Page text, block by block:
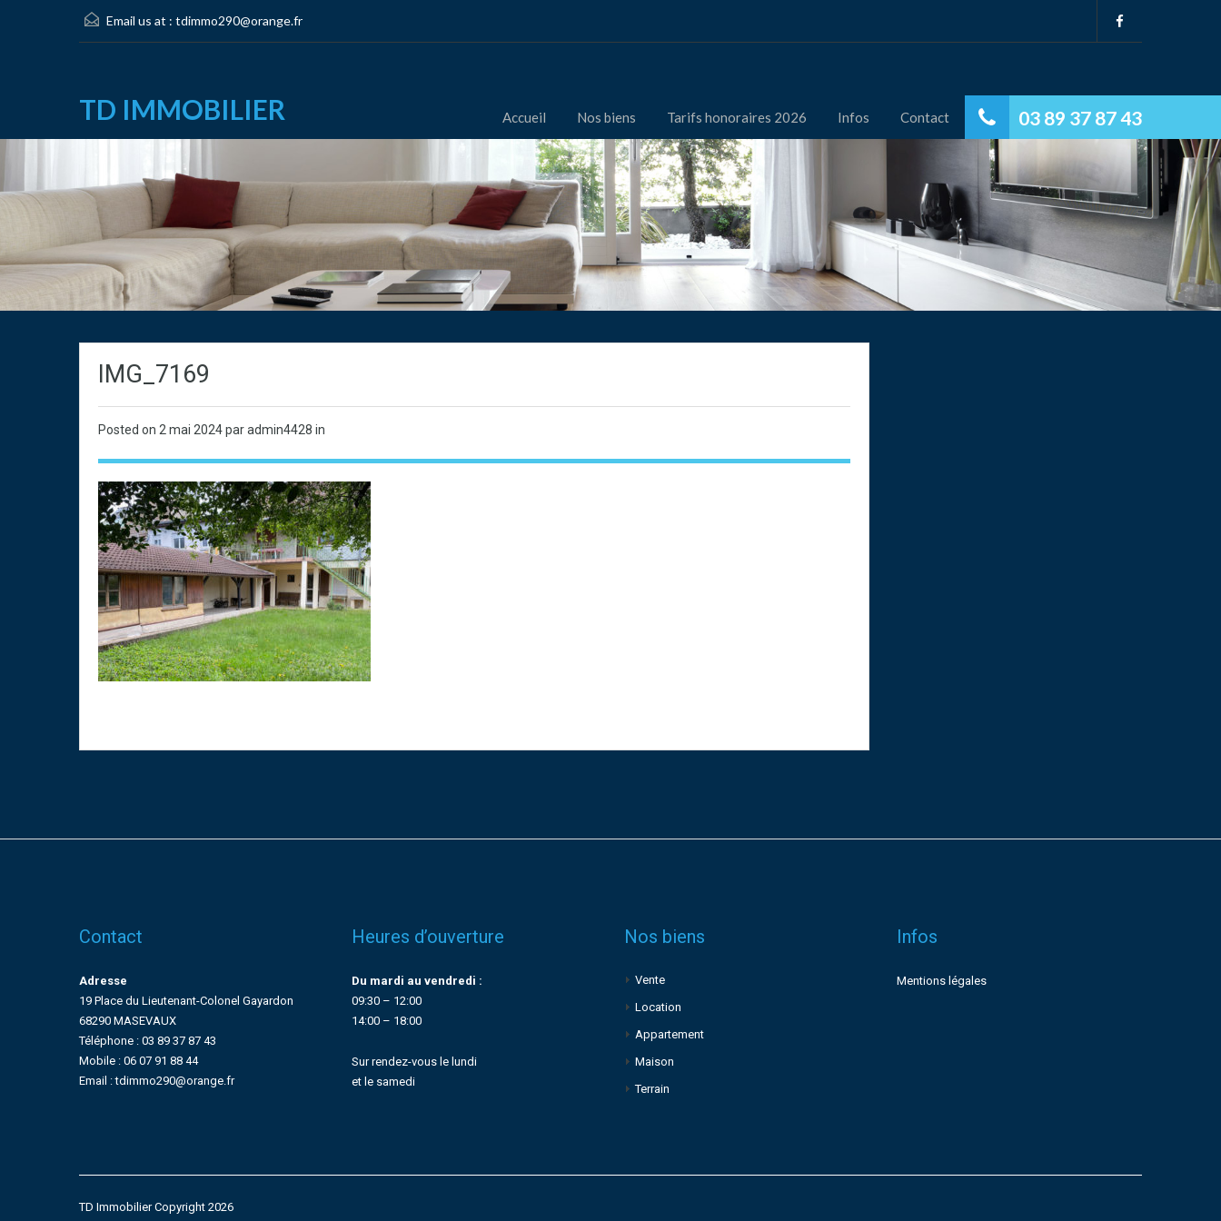
Email us at : tdimmo290@orange.fr
TD IMMOBILIER 03 89 37 87 43
Accueil Nos biens Tarifs honoraires 2026 Infos Contact
IMG_7169
Posted on 2 mai 2024par admin4428 in
Contact
Adresse
19 Place du Lieutenant-Colonel Gayardon
68290 MASEVAUX
Téléphone : 03 89 37 87 43
Mobile : 06 07 91 88 44
Email : tdimmo290@orange.fr
Heures d’ouverture
Du mardi au vendredi :
09:30 – 12:00
14:00 – 18:00
Sur rendez-vous le lundi
et le samedi
Nos biens
Vente
Location
Appartement
Maison
Terrain
Infos
Mentions légales
TD Immobilier Copyright 2026